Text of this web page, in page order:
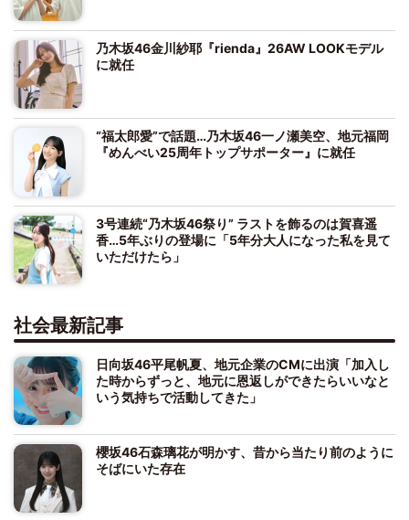
乃木坂46金川紗耶『rienda』26AW LOOKモデル
に就任
“福太郎愛”で話題…乃木坂46一ノ瀬美空、地元福岡
『めんべい25周年トップサポーター』に就任
3号連続“乃木坂46祭り” ラストを飾るのは賀喜遥
香…5年ぶりの登場に「5年分大人になった私を見て
いただけたら」
社会最新記事
日向坂46平尾帆夏、地元企業のCMに出演「加入し
た時からずっと、地元に恩返しができたらいいなと
いう気持ちで活動してきた」
櫻坂46石森璃花が明かす、昔から当たり前のように
そばにいた存在